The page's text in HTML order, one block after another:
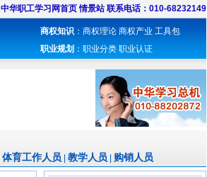
中华职工学习网首页 情景站 联系电话：010-68232149
商权知识 ： 商权理论 商权产业 工具包
职业规划 ： 职业分类 职业认证
体育工作人员 教学人员 购销人员